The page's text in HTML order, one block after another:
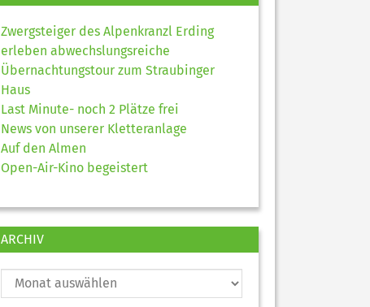
Zwergsteiger des Alpenkranzl Erding
erleben abwechslungsreiche
Übernachtungstour zum Straubinger
Haus
Last Minute- noch 2 Plätze frei
News von unserer Kletteranlage
Auf den Almen
Open-Air-Kino begeistert
ARCHIV